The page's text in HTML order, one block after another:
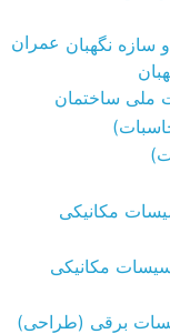
عمران
ساختمان
مکانیکی
مکانیکی
برقی (طراحی)